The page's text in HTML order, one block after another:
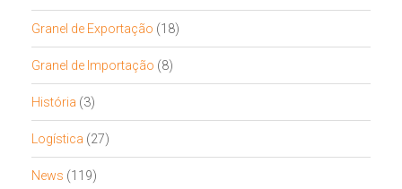
Granel de Exportação (18)
Granel de Importação (8)
História (3)
Logística (27)
News (119)